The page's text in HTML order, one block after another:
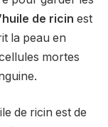
de ricin est
la peau en
mortes
de ricin est de